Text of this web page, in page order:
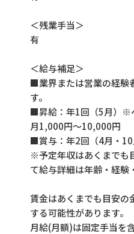
＜残業手当＞
有
＜給与補足＞
■業界または営業の経
す。
■昇給：年1回（5月）※
月1,000円～10,000円
■賞与：年2回（4月・
※予定年収はあくまでも
て給与詳細は年齢・経験
賃金はあくまでも目安の
する可能性があります。
月給(月額)は固定手当を